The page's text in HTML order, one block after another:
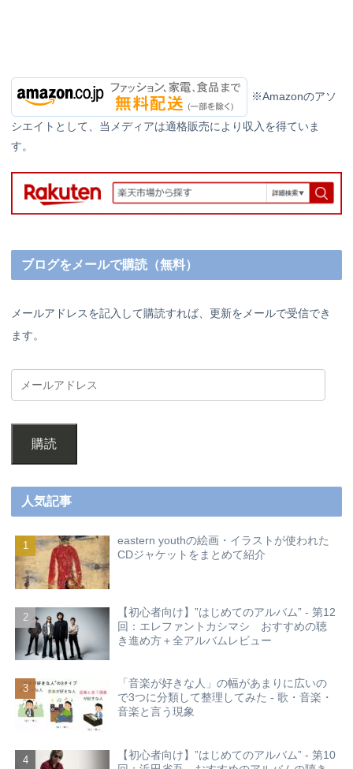
※Amazonのアソ
シエイトとして、当メディアは適格販売により収入を得ていま
す。
ブログをメールで購読（無料）
メールアドレスを記入して購読すれば、更新をメールで受信でき
ます。
購読
人気記事
eastern youthの絵画・イラストが使われた
CDジャケットをまとめて紹介
【初心者向け】”はじめてのアルバム” - 第12
回：エレファントカシマシ おすすめの聴
き進め方＋全アルバムレビュー
「音楽が好きな人」の幅があまりに広いの
で3つに分類して整理してみた - 歌・音楽・
音楽と言う現象
【初心者向け】”はじめてのアルバム” - 第10